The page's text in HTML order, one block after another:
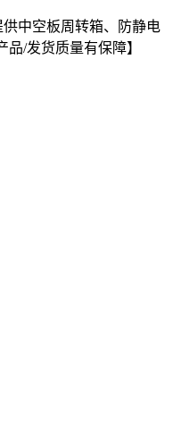
中空板周转箱、防静电
/发货质量有保障】